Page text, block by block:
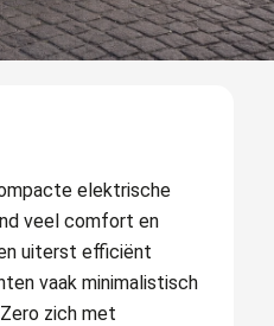
elektrische
veel comfort en
uiterst efficiënt
vaak minimalistisch
zich met